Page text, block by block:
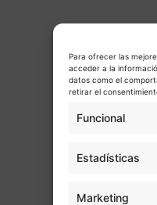
Para ofrecer las
acceder a la
datos como el
retirar el
Funcional
Estadísticas
Marketing